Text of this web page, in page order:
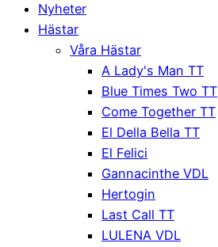
Nyheter
Hästar
Våra Hästar
A Lady's Man TT
Blue Times Two TT
Come Together TT
El Della Bella TT
El Felici
Gannacinthe VDL
Hertogin
Last Call TT
LULENA VDL